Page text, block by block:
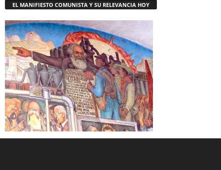
EL MANIFIESTO COMUNISTA Y SU RELEVANCIA HOY